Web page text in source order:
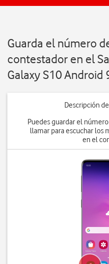
Guarda el número
contestador en el
Galaxy S10 Android
Descripción
Puedes guardar el
llamar para escuchar los
en el